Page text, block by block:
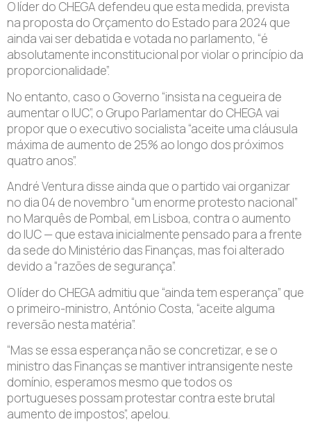
O líder do CHEGA defendeu que esta medida, prevista
na proposta do Orçamento do Estado para 2024 que
ainda vai ser debatida e votada no parlamento, “é
absolutamente inconstitucional por violar o princípio da
proporcionalidade”.
No entanto, caso o Governo “insista na cegueira de
aumentar o IUC”, o Grupo Parlamentar do CHEGA vai
propor que o executivo socialista “aceite uma cláusula
máxima de aumento de 25% ao longo dos próximos
quatro anos”.
André Ventura disse ainda que o partido vai organizar
no dia 04 de novembro “um enorme protesto nacional”
no Marquês de Pombal, em Lisboa, contra o aumento
do IUC — que estava inicialmente pensado para a frente
da sede do Ministério das Finanças, mas foi alterado
devido a “razões de segurança”.
O líder do CHEGA admitiu que “ainda tem esperança” que
o primeiro-ministro, António Costa, “aceite alguma
reversão nesta matéria”.
“Mas se essa esperança não se concretizar, e se o
ministro das Finanças se mantiver intransigente neste
domínio, esperamos mesmo que todos os
portugueses possam protestar contra este brutal
aumento de impostos”, apelou.